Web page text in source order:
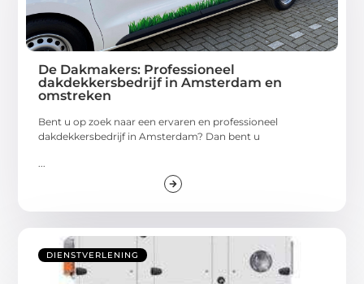
De Dakmakers: Professioneel
dakdekkersbedrijf in Amsterdam en
omstreken
Bent u op zoek naar een ervaren en professioneel
dakdekkersbedrijf in Amsterdam? Dan bent u
DIENSTVERLENING